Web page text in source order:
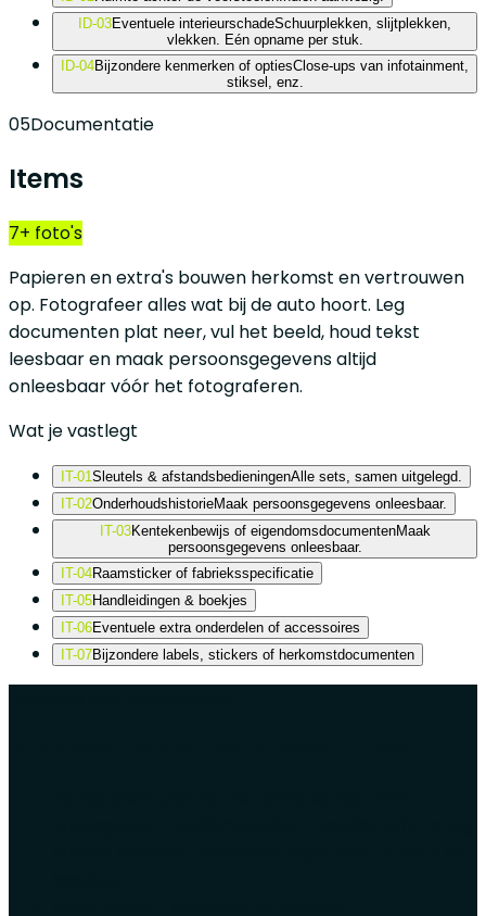
ID-03Eventuele interieurschadeSchuurplekken, slijtplekken,
vlekken. Eén opname per stuk.
ID-04Bijzondere kenmerken of optiesClose-ups van infotainment,
stiksel, enz.
05Documentatie
Items
7+ foto's
Papieren en extra's bouwen herkomst en vertrouwen
op. Fotografeer alles wat bij de auto hoort. Leg
documenten plat neer, vul het beeld, houd tekst
leesbaar en maak persoonsgegevens altijd
onleesbaar vóór het fotograferen.
Wat je vastlegt
IT-01Sleutels & afstandsbedieningenAlle sets, samen uitgelegd.
IT-02OnderhoudshistorieMaak persoonsgegevens onleesbaar.
IT-03Kentekenbewijs of eigendomsdocumentenMaak
persoonsgegevens onleesbaar.
IT-04Raamsticker of fabrieksspecificatie
IT-05Handleidingen & boekjes
IT-06Eventuele extra onderdelen of accessoires
IT-07Bijzondere labels, stickers of herkomstdocumenten